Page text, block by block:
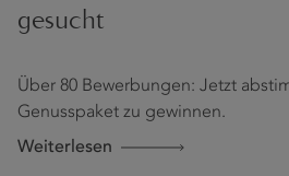
gesucht
Über 80 Bewerbungen: Jetzt
Genusspaket zu gewinnen.
Weiterlesen